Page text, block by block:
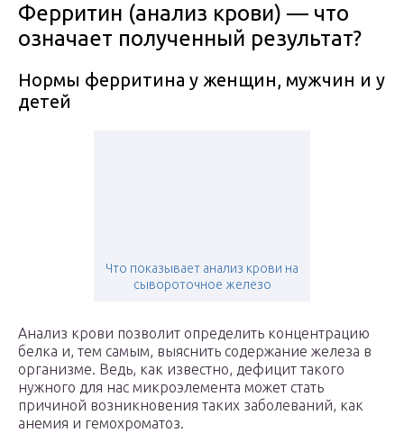
Ферритин (анализ крови) — что
означает полученный результат?
Нормы ферритина у женщин, мужчин и у
детей
Что показывает анализ крови на
сывороточное железо
Анализ крови позволит определить концентрацию
белка и, тем самым, выяснить содержание железа в
организме. Ведь, как известно, дефицит такого
нужного для нас микроэлемента может стать
причиной возникновения таких заболеваний, как
анемия и гемохроматоз.